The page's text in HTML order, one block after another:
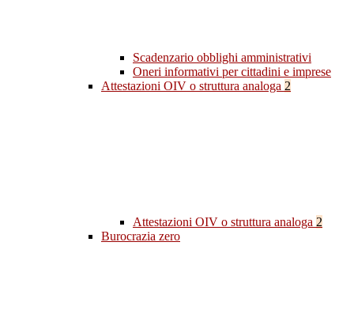
Scadenzario obblighi amministrativi
Oneri informativi per cittadini e imprese
Attestazioni OIV o struttura analoga 2
Attestazioni OIV o struttura analoga 2
Burocrazia zero